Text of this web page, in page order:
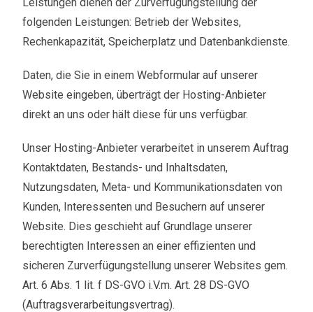
folgenden Leistungen: Betrieb der Websites,
Rechenkapazität, Speicherplatz und Datenbankdienste.
Daten, die Sie in einem Webformular auf unserer
Website eingeben, überträgt der Hosting-Anbieter
direkt an uns oder hält diese für uns verfügbar.
Unser Hosting-Anbieter verarbeitet in unserem Auftrag
Kontaktdaten, Bestands- und Inhaltsdaten,
Nutzungsdaten, Meta- und Kommunikationsdaten von
Kunden, Interessenten und Besuchern auf unserer
Website. Dies geschieht auf Grundlage unserer
berechtigten Interessen an einer effizienten und
sicheren Zurverfügungstellung unserer Websites gem.
Art. 6 Abs. 1 lit. f DS-GVO i.V.m. Art. 28 DS-GVO
(Auftragsverarbeitungsvertrag).